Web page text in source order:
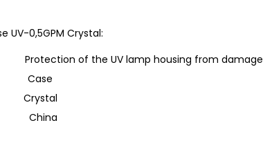
UV-0,5GPM Crystal:
of the UV lamp housing from damage
China